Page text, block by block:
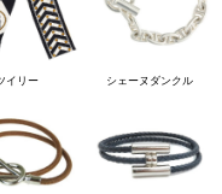
イリー シェーヌダンクル